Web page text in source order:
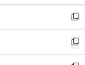
開
く
ウ
で
開
く
ン
ド
ウ
で
開
ウ
ィ
ン
ド
ウ
し
い
ウ
ィ
ン
新
し
い
ウ
新
し